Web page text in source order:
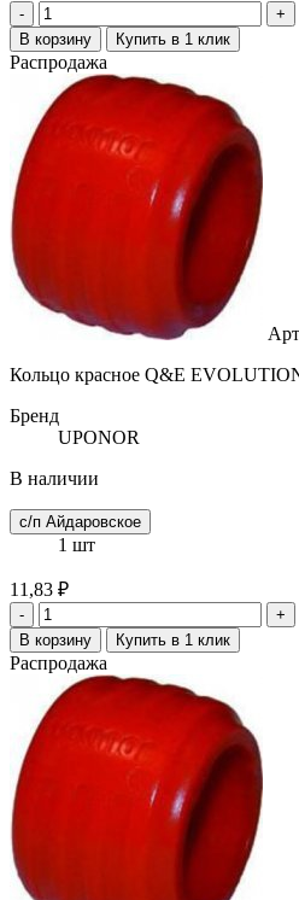
- +
В корзину Купить в 1 клик
Распродажа
Кольцо красное Q&E
Бренд
UPONOR
В наличии
с/п Айдаровское
1 шт
11,83 ₽
- +
В корзину Купить в 1 клик
Распродажа